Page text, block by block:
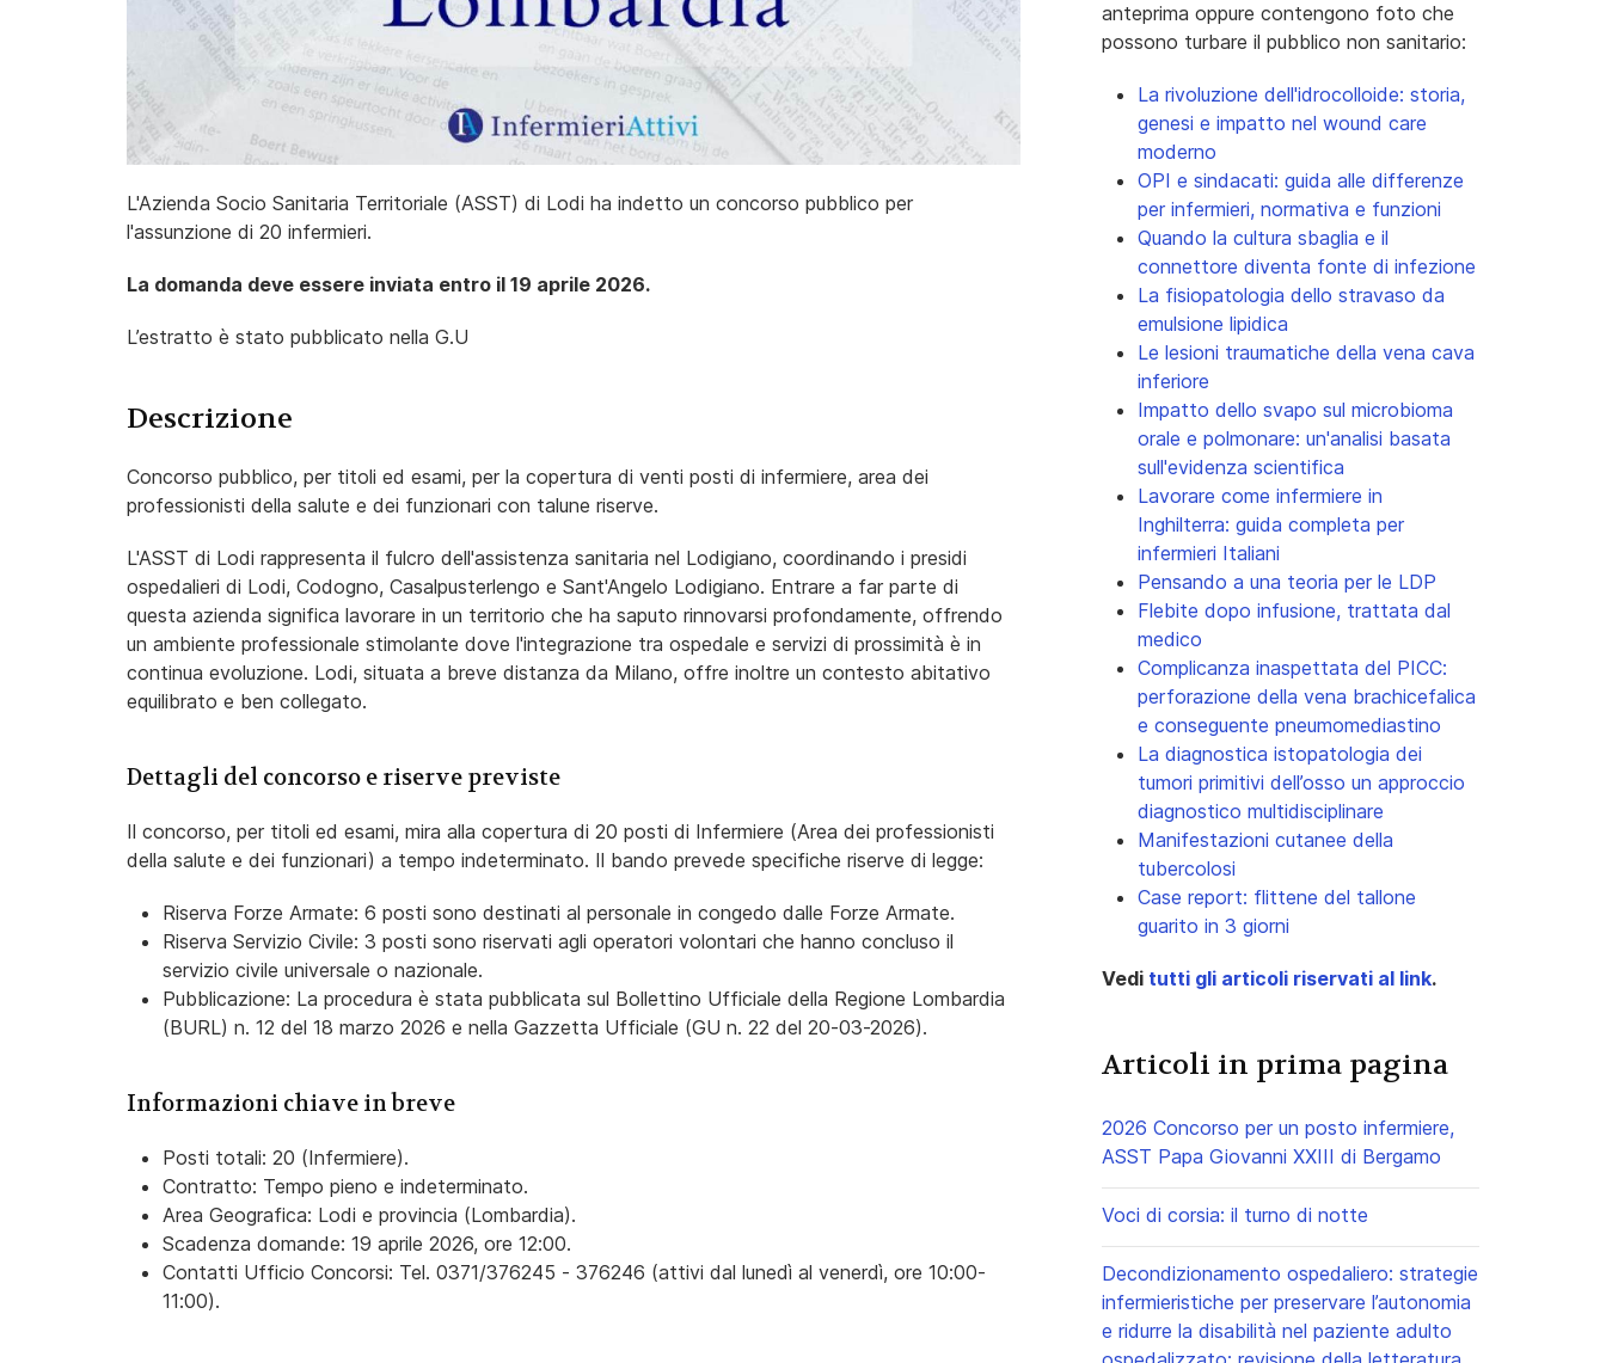
L'Azienda Socio Sanitaria Territoriale (ASST) di Lodi ha indetto un concorso pubblico per
l'assunzione di 20 infermieri.
La domanda deve essere inviata entro il 19 aprile 2026.
L’estratto è stato pubblicato nella G.U
Descrizione
Concorso pubblico, per titoli ed esami, per la copertura di venti posti di infermiere, area dei
professionisti della salute e dei funzionari con talune riserve.
L'ASST di Lodi rappresenta il fulcro dell'assistenza sanitaria nel Lodigiano, coordinando i presidi
ospedalieri di Lodi, Codogno, Casalpusterlengo e Sant'Angelo Lodigiano. Entrare a far parte di
questa azienda significa lavorare in un territorio che ha saputo rinnovarsi profondamente, offrendo
un ambiente professionale stimolante dove l'integrazione tra ospedale e servizi di prossimità è in
continua evoluzione. Lodi, situata a breve distanza da Milano, offre inoltre un contesto abitativo
equilibrato e ben collegato.
Dettagli del concorso e riserve previste
Il concorso, per titoli ed esami, mira alla copertura di 20 posti di Infermiere (Area dei professionisti
della salute e dei funzionari) a tempo indeterminato. Il bando prevede specifiche riserve di legge:
Riserva Forze Armate: 6 posti sono destinati al personale in congedo dalle Forze Armate.
Riserva Servizio Civile: 3 posti sono riservati agli operatori volontari che hanno concluso il
servizio civile universale o nazionale.
Pubblicazione: La procedura è stata pubblicata sul Bollettino Ufficiale della Regione Lombardia
(BURL) n. 12 del 18 marzo 2026 e nella Gazzetta Ufficiale (GU n. 22 del 20-03-2026).
Informazioni chiave in breve
Posti totali: 20 (Infermiere).
Contratto: Tempo pieno e indeterminato.
Area Geografica: Lodi e provincia (Lombardia).
Scadenza domande: 19 aprile 2026, ore 12:00.
Contatti Ufficio Concorsi: Tel. 0371/376245 - 376246 (attivi dal lunedì al venerdì, ore 10:00-
11:00).
anteprima oppure contengono foto che
possono turbare il pubblico non sanitario:
La rivoluzione dell'idrocolloide: storia,
genesi e impatto nel wound care
moderno
OPI e sindacati: guida alle differenze
per infermieri, normativa e funzioni
Quando la cultura sbaglia e il
connettore diventa fonte di infezione
La fisiopatologia dello stravaso da
emulsione lipidica
Le lesioni traumatiche della vena cava
inferiore
Impatto dello svapo sul microbioma
orale e polmonare: un'analisi basata
sull'evidenza scientifica
Lavorare come infermiere in
Inghilterra: guida completa per
infermieri Italiani
Pensando a una teoria per le LDP
Flebite dopo infusione, trattata dal
medico
Complicanza inaspettata del PICC:
perforazione della vena brachicefalica
e conseguente pneumomediastino
La diagnostica istopatologia dei
tumori primitivi dell’osso un approccio
diagnostico multidisciplinare
Manifestazioni cutanee della
tubercolosi
Case report: flittene del tallone
guarito in 3 giorni
Vedi tutti gli articoli riservati al link.
Articoli in prima pagina
2026 Concorso per un posto infermiere,
ASST Papa Giovanni XXIII di Bergamo
Voci di corsia: il turno di notte
Decondizionamento ospedaliero: strategie
infermieristiche per preservare l’autonomia
e ridurre la disabilità nel paziente adulto